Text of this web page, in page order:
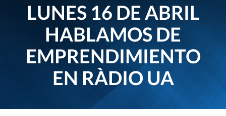
LUNES 16 DE ABRIL
HABLAMOS DE
EMPRENDIMIENTO
EN RÀDIO UA